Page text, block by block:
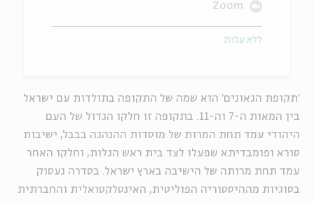
'תקופת הגאונים' הוא שמה של התקופה בתולדות עם ישראל
בין המאות ה-7 וה-11. בתקופה זו חלקו הגדול של העם
היהודי עמד תחת המרות של מוסדות ההנהגה בבבל, ישיבות
סורא ופומבדיתא שפעלו לצד בית ראש הגלות, וחלקו האחר
עמד תחת מרותה של הישיבה בארץ ישראל. בסדרה נעסוק
בסוגיות מההיסטוריה הפוליטית, האינטלקטואלית והחברתית
Zoom
ללא עלות